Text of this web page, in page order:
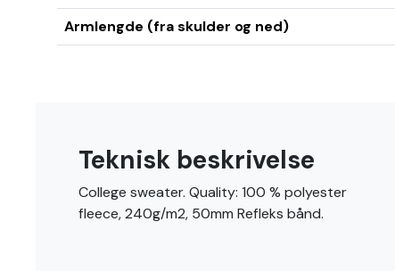
Armlengde (fra skulder og ned)
Teknisk beskrivelse
College sweater. Quality: 100 % polyester
fleece, 240g/m2, 50mm Refleks bånd.